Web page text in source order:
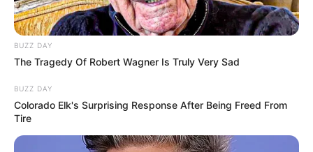
BUZZ DAY
The Tragedy Of Robert Wagner Is Truly Very Sad
BUZZ DAY
Colorado Elk's Surprising Response After Being Freed From
Tire